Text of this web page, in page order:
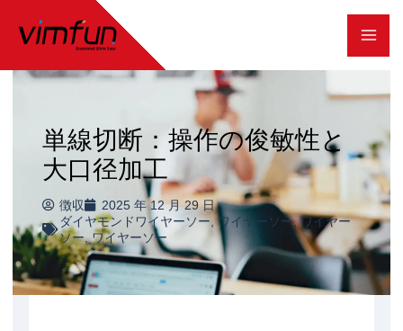
テ
キ
ッ
プ
単線切断：操作の俊敏性と
大口径加工
徴収
2025 年 12 月 29 日
ダイヤモンドワイヤーソー,ワイヤーソー,ワイヤー
ソー,ワイヤーソー